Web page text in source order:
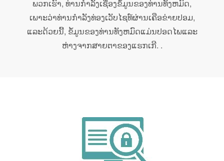
ພວກເຮົາ, ທ່ານກໍາລັງເຊື່ອງຂໍ້ມູນຂອງທ່ານທັງຫມົດ,
ເພາະວ່າທ່ານກໍາລັງທ່ອງເວັບໄຊທ໌ຜ່ານເຄືອຂ່າຍປອມ,
ແລະດ້ວຍນີ້, ຂໍ້ມູນຂອງທ່ານທັງຫມົດແມ່ນປອດໄພແລະ
ຫ່າງຈາກສາຍຕາຂອງແຮກເກີ. .